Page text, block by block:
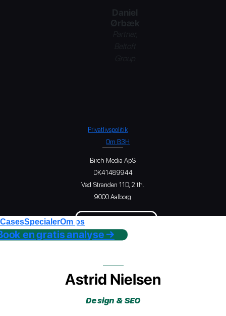
Daniel
Ørbæk
Beltoft
Group
Privatlivspolitik
Om B3H
Birch Media ApS
DK41489944
Ved Stranden 11D, 2 th.
9000 Aalborg
CasesSpecialerOm os
en gratis analyse →
Astrid Nielsen
Design & SEO